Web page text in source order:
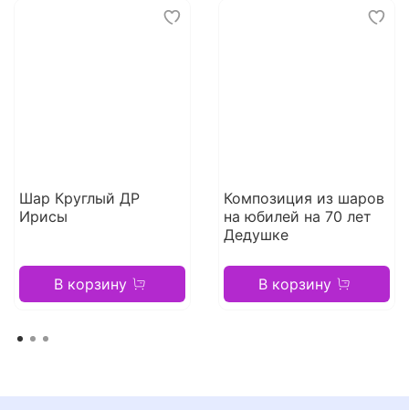
Шар Круглый ДР
Ирисы
В корзину
Композиция из шаров
на юбилей на 70 лет
Дедушке
В корзину